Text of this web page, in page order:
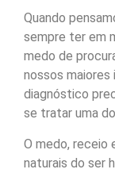
Quando
sempre ter em
medo de
nossos maiores
diagnóstico
se tratar uma
O medo, receio
naturais do ser